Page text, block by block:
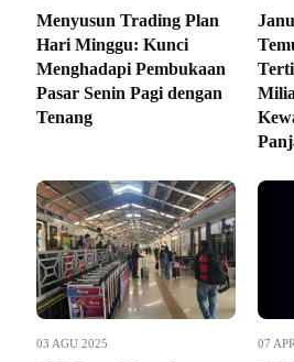
Menyusun Trading Plan
Hari Minggu: Kunci
Menghadapi Pembukaan
Pasar Senin Pagi dengan
Tenang
03 AGU 2025 07